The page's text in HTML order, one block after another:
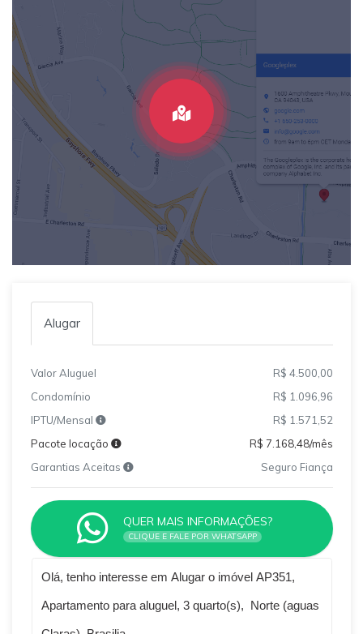
Alugar
Valor Aluguel
R$ 4.500,00
Condomínio
R$ 1.096,96
IPTU/Mensal
R$ 1.571,52
Pacote locação
R$ 7.168,48/mês
Garantias Aceitas
Seguro Fiança
QUER MAIS INFORMAÇÕES?
CLIQUE E FALE POR WHATSAPP